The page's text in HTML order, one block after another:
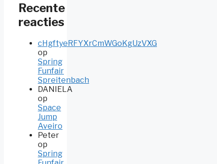
Recente
reacties
cHgftyeRFYXrCmWGoKgUzVXG
op
Spring
Funfair
Spreitenbach
DANIELA
op
Space
Jump
Aveiro
Peter
op
Spring